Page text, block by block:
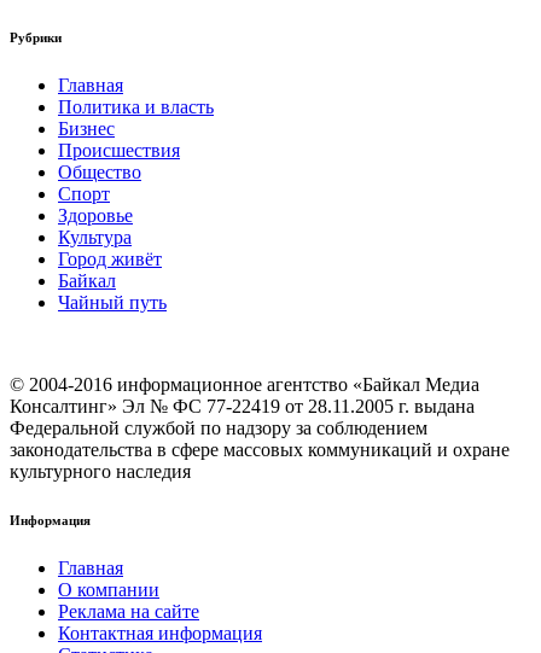
Рубрики
Главная
Политика и власть
Бизнес
Происшествия
Общество
Cпорт
Здоровье
Культура
Город живёт
Байкал
Чайный путь
© 2004-2016 информационное агентство «Байкал Медиа
Консалтинг» Эл № ФС 77-22419 от 28.11.2005 г. выдана
Федеральной службой по надзору за соблюдением
законодательства в сфере массовых коммуникаций и охране
культурного наследия
Информация
Главная
О компании
Реклама на сайте
Контактная информация